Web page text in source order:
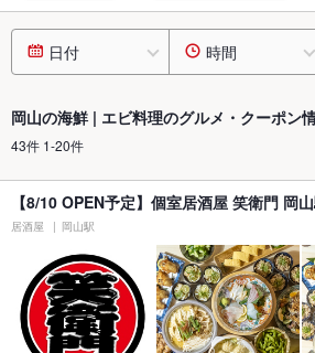
日付 時間
岡山の海鮮 | エビ料理のグルメ・クーポン
43件 1-20件
【8/10 OPEN予定】個室居酒屋 笑衛門 岡
居酒屋 岡山駅